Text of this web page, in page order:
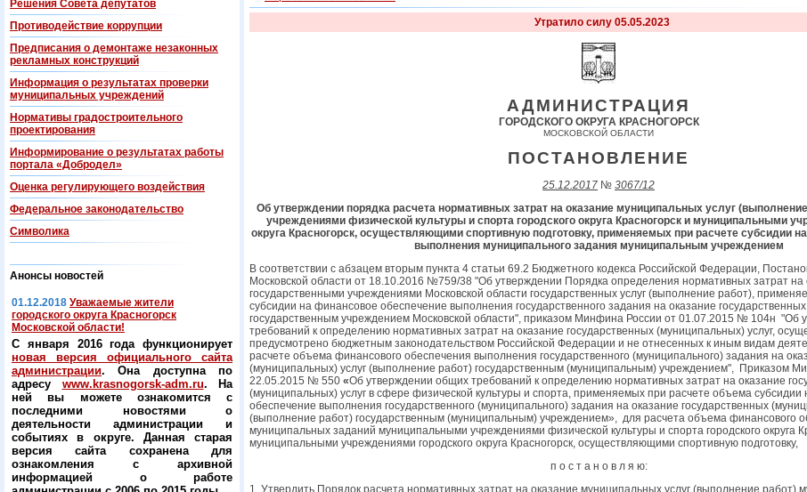
Решения Совета депутатов
Противодействие коррупции
Предписания о демонтаже незаконных
рекламных конструкций
Информация о результатах проверки
муниципальных учреждений
Нормативы градостроительного
проектирования
Информирование о результатах работы
портала «Добродел»
Оценка регулирующего воздействия
Федеральнoe законодательство
Символика
Анонсы новостей
01.12.2018 Уважаемые жители
городского округа Красногорск
Московской области!
С января 2016 года функционирует
новая версия официального сайта
администрации. Она доступна по
адресу www.krasnogorsk-adm.ru. На
ней вы можете ознакомится с
последними новостями о
деятельности администрации и
событиях в округе. Данная старая
версия сайта сохранена для
ознакомления с архивной
информацией о работе
Утратило силу 05.05.2023
АДМИНИСТРАЦИЯ
ГОРОДСКОГО ОКРУГА КРАСНОГОРСК
МОСКОВСКОЙ ОБЛАСТИ
ПОСТАНОВЛЕНИЕ
25.12.2017 № 3067/12
Об утверждении порядка расчета нормативных затрат на оказание муниципальных услуг
учреждениями физической культуры и спорта городского округа Красногорск и муниципальными
округа Красногорск, осуществляющими спортивную подготовку, применяемых при расчете субсидии
выполнения муниципального задания муниципальным учреждением
В соответствии с абзацем вторым пункта 4 статьи 69.2 Бюджетного кодекса Российской Федерации,
Московской области от 18.10.2016 №759/38 "Об утверждении Порядка определения нормативных затрат на
государственными учреждениями Московской области государственных услуг (выполнение работ),
субсидии на финансовое обеспечение выполнения государственного задания на оказание
государственным учреждением Московской области", приказом Минфина России от 01.07.2015 № 104н "Об
требований к определению нормативных затрат на оказание государственных (муниципальных) услуг,
предусмотрено бюджетным законодательством Российской Федерации и не отнесенных к иным видам
расчете объема финансового обеспечения выполнения государственного (муниципального) задания на
(муниципальных) услуг (выполнение работ) государственным (муниципальным) учреждением", Приказом
22.05.2015 № 550 «Об утверждении общих требований к определению нормативных затрат на оказание
(муниципальных) услуг в сфере физической культуры и спорта, применяемых при расчете объема субсидии
обеспечение выполнения государственного (муниципального) задания на оказание государственных
(выполнение работ) государственным (муниципальным) учреждением», для расчета объема финансового
муниципальных заданий муниципальными учреждениями физической культуры и спорта городского округа
муниципальными учреждениями городского округа Красногорск, осуществляющими спортивную подготовку,
п о с т а н о в л я ю:
1. Утвердить Порядок расчета нормативных затрат на оказание муниципальных услуг (выполнение работ)